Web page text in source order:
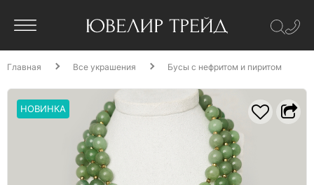
Главная Все украшения Бусы с нефритом и пиритом
НОВИНКА